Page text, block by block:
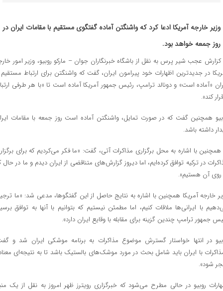
وزیر خارجه آمریکا ادعا کرد که واشنگتن آماده گفتگوی مستقیم با مقامات ایران در
روز جمعه خواهد بود.
کزارش عجب شیر پرس به نقل از باشگاه خبرنگاران جوان – مارکو روبیو، وزیر امور
در جدیدترین اظهارات خود پیرامون ایران، گفت که واشنگتن برای ارتباط مستقیم
«آماده است» و دونالد ترامپ، رئیس جمهور آمریکا آماده است تا «با هر طرفی
کند».
همچنین گفت که در صورت تمایل، واشنگتن آماده است روز جمعه با مقامات
داشته باشد.
همچنین با اشاره به محل برگزاری مذاکرات آتی، گفت: «ما فکر می‌کردیم که برای
در ترکیه توافق کرده‌ایم، اما دیروز گزارش‌های متناقضی از ایران دیدم و ما در حال
روی آن هستیم».
خارجه آمریکا همچنین با اشاره به نتایج حاصل از این گفتگوها، مدعی شد: «ما
با ایرانی‌ها ملاقات کنیم، اما مطمئن نیستیم که بتوانیم با آنها به توافق
جمهور ترامپ چندین گزینه برای مقابله با وقایع ایران دارد».
در انتها خواستار گسترش موضوع مذاکرات به برنامه موشکی ایران شد و
با ایران باید شامل بحث در مورد موشک‌های بالستیک باشد تا به نتیجه‌ای
شود».
روبیو در حالی مطرح می‌شود که خبرگزاری رویترز ظهر امروز به نقل از یک